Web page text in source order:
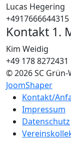
Lucas Hegering
+4917666644315
Kontakt 1.
Kim Weidig
+49 178 8272431
© 2026 SC
JoomShaper
Kontakt/
Impressum
Datenschutz